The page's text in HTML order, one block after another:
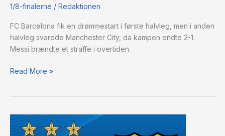
1/8-finalerne / Redaktionen
FC Barcelona fik en drømmestart i første halvleg, men i anden
halvleg svarede Manchester City, da kampen endte 2-1.
Messi brændte et straffe i overtiden.
Read More »
Bekræftede
startopstillinger: